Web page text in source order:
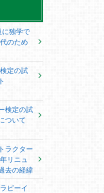
に独学で
のため
定の試
検定の試
ついて
ラクター
リニュ
去の経緯
ピーイ